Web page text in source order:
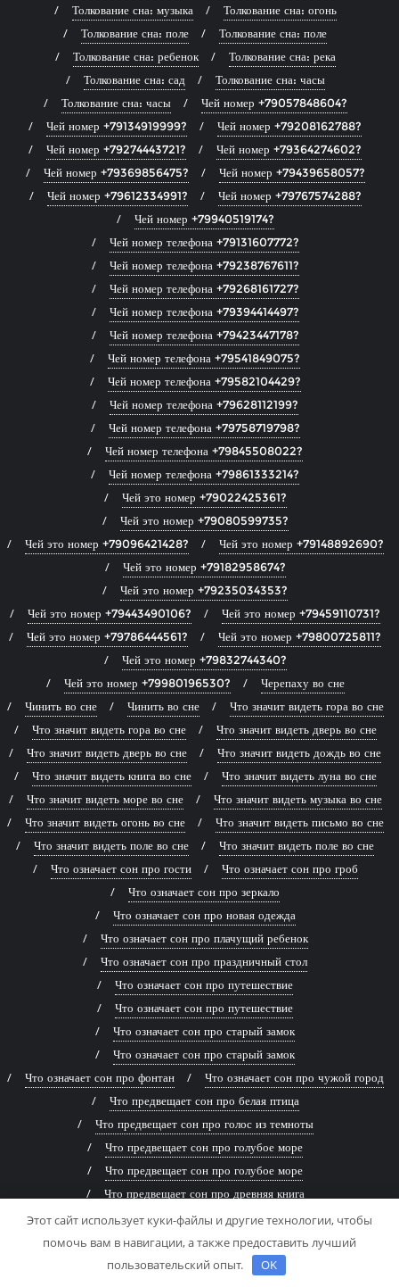
Толкование сна: музыка
Толкование сна: огонь
Толкование сна: поле
Толкование сна: поле
Толкование сна: ребенок
Толкование сна: река
Толкование сна: сад
Толкование сна: часы
Толкование сна: часы
Чей номер +79057848604?
Чей номер +79134919999?
Чей номер +79208162788?
Чей номер +79274443721?
Чей номер +79364274602?
Чей номер +79369856475?
Чей номер +79439658057?
Чей номер +79612334991?
Чей номер +79767574288?
Чей номер +79940519174?
Чей номер телефона +79131607772?
Чей номер телефона +79238767611?
Чей номер телефона +79268161727?
Чей номер телефона +79394414497?
Чей номер телефона +79423447178?
Чей номер телефона +79541849075?
Чей номер телефона +79582104429?
Чей номер телефона +79628112199?
Чей номер телефона +79758719798?
Чей номер телефона +79845508022?
Чей номер телефона +79861333214?
Чей это номер +79022425361?
Чей это номер +79080599735?
Чей это номер +79096421428?
Чей это номер +79148892690?
Чей это номер +79182958674?
Чей это номер +79235034353?
Чей это номер +79443490106?
Чей это номер +79459110731?
Чей это номер +79786444561?
Чей это номер +79800725811?
Чей это номер +79832744340?
Чей это номер +79980196530?
Черепаху во сне
Чинить во сне
Чинить во сне
Что значит видеть гора во сне
Что значит видеть гора во сне
Что значит видеть дверь во сне
Что значит видеть дверь во сне
Что значит видеть дождь во сне
Что значит видеть книга во сне
Что значит видеть луна во сне
Что значит видеть море во сне
Что значит видеть музыка во сне
Что значит видеть огонь во сне
Что значит видеть письмо во сне
Что значит видеть поле во сне
Что значит видеть поле во сне
Что означает сон про гости
Что означает сон про гроб
Что означает сон про зеркало
Что означает сон про новая одежда
Что означает сон про плачущий ребенок
Что означает сон про праздничный стол
Что означает сон про путешествие
Что означает сон про путешествие
Что означает сон про старый замок
Что означает сон про старый замок
Что означает сон про фонтан
Что означает сон про чужой город
Что предвещает сон про белая птица
Что предвещает сон про голос из темноты
Что предвещает сон про голубое море
Что предвещает сон про голубое море
Что предвещает сон про древняя книга
Что предвещает сон про живописная река
Что предвещает сон про заброшенный дом
Что предвещает сон про заброшенный дом
Этот сайт использует куки-файлы и другие технологии, чтобы
помочь вам в навигации, а также предоставить лучший
пользовательский опыт.
OK